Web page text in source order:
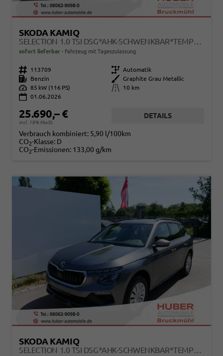
SKODA KAMIQ
SELECTION 1.0 TSI DSG*AHK-SCHWENKBAR*TEMPOMAT*PDC-HINTEN*KEYLESS-GO*SHZ*
sofort lieferbar Fahrzeug mit Tageszulassung
Fahrzeugnr. 113709 Getriebe Automatik
Kraftstoff
Benzin Außenfarbe
Graphite Grau Metallic
Leistung 85 kW (116 PS) Kilometerstand
10 km
01.06.2026
25.690,– €
incl. 19% MwSt.
DETAILS
Verbrauch kombiniert: 5,90 l/100km
CO2-Klasse: D
CO2-Emissionen: 133,00 g/km
SKODA KAMIQ
SELECTION 1.0 TSI DSG*AHK-SCHWENKBAR*TEMPOMAT*PDC-HINTEN*KEYLESS-GO*SHZ*